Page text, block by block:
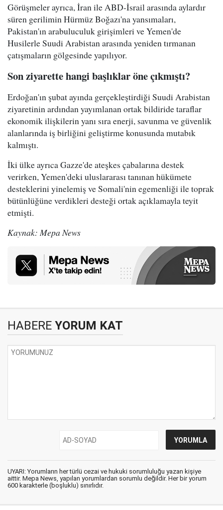
Görüşmeler ayrıca, İran ile ABD-İsrail arasında aylardır
süren gerilimin Hürmüz Boğazı'na yansımaları,
Pakistan'ın arabuluculuk girişimleri ve Yemen'de
Husilerle Suudi Arabistan arasında yeniden tırmanan
çatışmaların gölgesinde yapılıyor.
Son ziyarette hangi başlıklar öne çıkmıştı?
Erdoğan'ın şubat ayında gerçekleştirdiği Suudi Arabistan
ziyaretinin ardından yayımlanan ortak bildiride taraflar
ekonomik ilişkilerin yanı sıra enerji, savunma ve güvenlik
alanlarında iş birliğini geliştirme konusunda mutabık
kalmıştı.
İki ülke ayrıca Gazze'de ateşkes çabalarına destek
verirken, Yemen'deki uluslararası tanınan hükümete
desteklerini yinelemiş ve Somali'nin egemenliği ile toprak
bütünlüğüne verdikleri desteği ortak açıklamayla teyit
etmişti.
Kaynak: Mepa News
HABERE YORUM KAT
UYARI: Yorumların her türlü cezai ve hukuki sorumluluğu yazan kişiye
aittir. Mepa News, yapılan yorumlardan sorumlu değildir. Her bir yorum
600 karakterle (boşluklu) sınırlıdır.